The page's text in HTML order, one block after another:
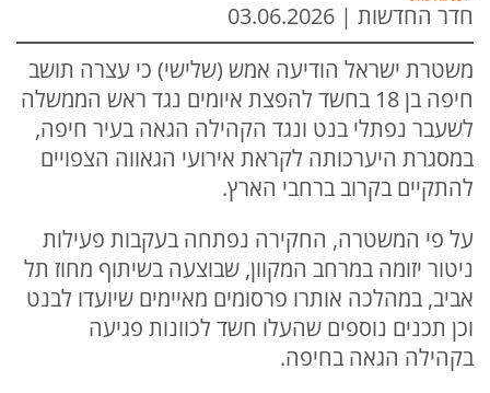
חדר החדשות | 03.06.2026
משטרת ישראל הודיעה אמש (שלישי) כי עצרה תושב
חיפה בן 18 בחשד להפצת איומים נגד ראש הממשלה
לשעבר נפתלי בנט ונגד הקהילה הגאה בעיר חיפה,
במסגרת היערכותה לקראת אירועי הגאווה הצפויים
להתקיים בקרוב ברחבי הארץ.
על פי המשטרה, החקירה נפתחה בעקבות פעילות
ניטור יזומה במרחב המקוון, שבוצעה בשיתוף מחוז תל
אביב, במהלכה אותרו פרסומים מאיימים שיועדו לבנט
וכן תכנים נוספים שהעלו חשד לכוונות פגיעה
בקהילה הגאה בחיפה.